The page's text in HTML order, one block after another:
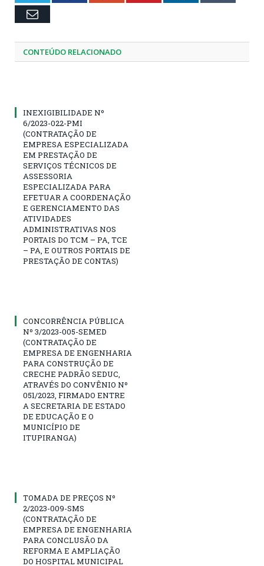
Email
CONTEÚDO RELACIONADO
INEXIGIBILIDADE Nº
6/2023-022-PMI
(CONTRATAÇÃO DE
EMPRESA ESPECIALIZADA
EM PRESTAÇÃO DE
SERVIÇOS TÉCNICOS DE
ASSESSORIA
ESPECIALIZADA PARA
EFETUAR A COORDENAÇÃO
E GERENCIAMENTO DAS
ATIVIDADES
ADMINISTRATIVAS NOS
PORTAIS DO TCM – PA, TCE
– PA, E OUTROS PORTAIS DE
PRESTAÇÃO DE CONTAS)
CONCORRÊNCIA PÚBLICA
Nº 3/2023-005-SEMED
(CONTRATAÇÃO DE
EMPRESA DE ENGENHARIA
PARA CONSTRUÇÃO DE
CRECHE PADRÃO SEDUC,
ATRAVÉS DO CONVÊNIO Nº
051/2023, FIRMADO ENTRE
A SECRETARIA DE ESTADO
DE EDUCAÇÃO E O
MUNICÍPIO DE
ITUPIRANGA)
TOMADA DE PREÇOS Nº
2/2023-009-SMS
(CONTRATAÇÃO DE
EMPRESA DE ENGENHARIA
PARA CONCLUSÃO DA
REFORMA E AMPLIAÇÃO
DO HOSPITAL MUNICIPAL